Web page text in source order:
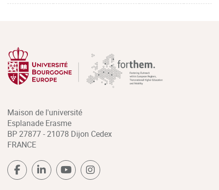
Maison de l'université
Esplanade Erasme
BP 27877 - 21078 Dijon Cedex
FRANCE